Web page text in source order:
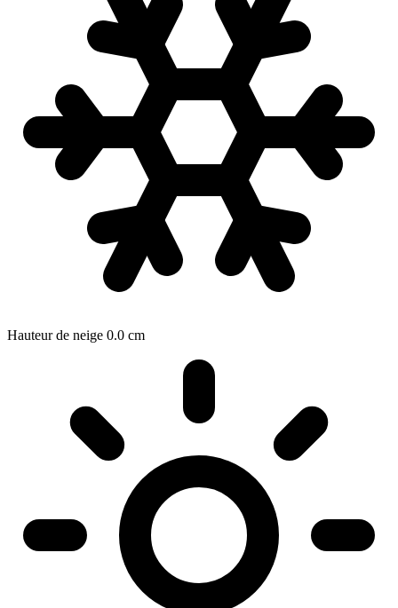
Hauteur de neige 0.0 cm